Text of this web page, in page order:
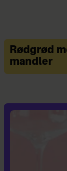
Rødgrød
mandler